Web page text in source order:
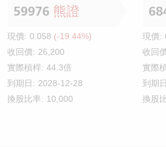
59976 熊證
現價: 0.058 (-19.44%)
收回價: 26,200
實際槓桿: 44.3倍
到期日: 2028-12-28
換股比率: 10,000
現價:
收回
實際
到期
換股